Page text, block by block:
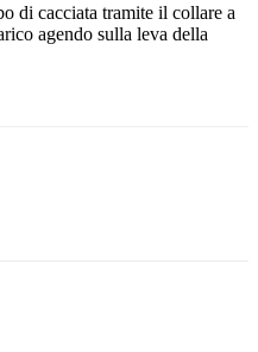
di cacciata tramite il collare a
agendo sulla leva della